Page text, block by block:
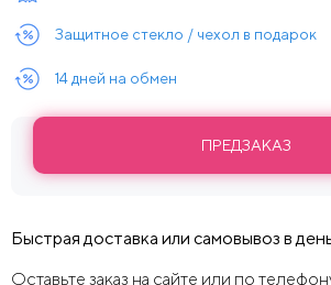
Защитное стекло / чехол в подарок
14 дней на обмен
ПРЕДЗАКАЗ
Быстрая доставка или самовывоз в день
Оставьте заказ на сайте или по